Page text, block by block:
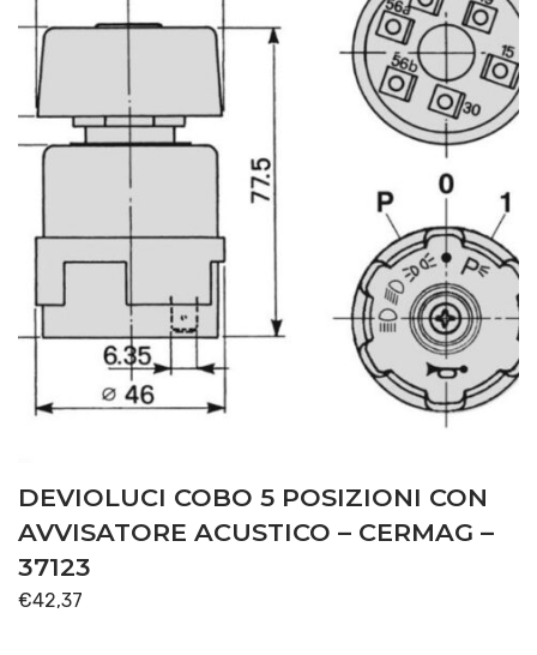
DEVIOLUCI COBO 5 POSIZIONI CON
AVVISATORE ACUSTICO – CERMAG –
37123
€42,37